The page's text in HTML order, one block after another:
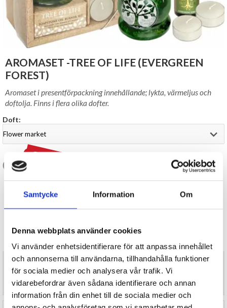
Samtycke Information Om
Denna webbplats använder cookies
Vi använder enhetsidentifierare för att anpassa innehållet
och annonserna till användarna, tillhandahålla funktioner
för sociala medier och analysera vår trafik. Vi
vidarebefordrar även sådana identifierare och annan
information från din enhet till de sociala medier och
AROMASET -TREE OF LIFE (EVERGREEN
FOREST)
Aromaset i presentförpackning innehållande; lykta, värmeljus och
doftolja. Finns i flera olika dofter.
Doft:
129 kr99 kr
BEVAKA
Tillfälligt Slut
Aromaset i presentförpackning innehållande; lykta, värmeljus och
doftolja. Finns i flera olika dofter.
Mått: förpackning 16x14x8 cm. Lykta ca 7,5x7 cm.